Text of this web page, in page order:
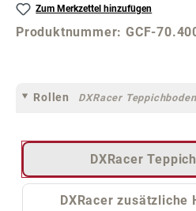
Zum Merkzettel hinzufügen
Produktnummer:GCF-
Rollen DXRacer
DXRacer
DXRacer zusätzliche